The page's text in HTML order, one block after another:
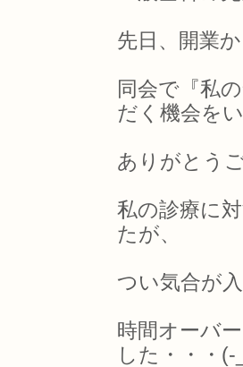
先日、開業
同会で『私
だく機会を
ありがとう
私の診療に
たが、
つい気合が
時間オーバ
した・・・(-